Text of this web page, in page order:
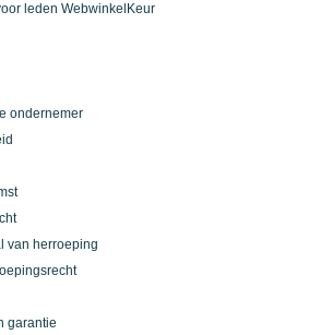
leden WebwinkelKeur
ondernemer
van herroeping
garantie